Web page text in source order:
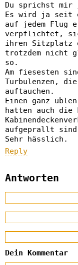
Du sprichst mir
Es wird ja seit
auf jedem Flug
verpflichtet,
ihren Sitzplatz
trotzdem nicht
so.
Am fiesesten
Turbulenzen, die
auftauchen.
Einen ganz
hatten auch die
aufgeprallt
Sehr hässlich.
Reply
Antworten
Dein Kommentar